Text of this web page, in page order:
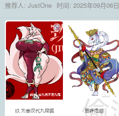
推荐人: JustOne 时间: 2025年09月06日